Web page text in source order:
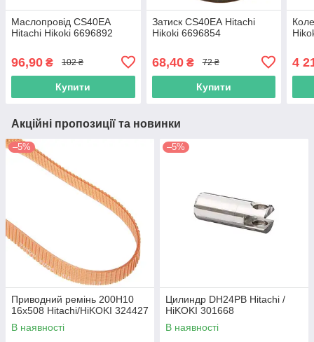
Маслопровід CS40EА
Hitachi Hikoki 6696892
96,90 ₴ 102 ₴
Купити
Затиск CS40EА Hitachi
Hikoki 6696854
68,40₴ 72 ₴
Купити
4
Акційні пропозиції та новинки
–5%
Приводний ремінь 200Н10
16х508 Hitachi/HiKOKI 324427
В наявності
–5%
Цилиндр DH24PB Hitachi /
HiKOKI 301668
В наявності